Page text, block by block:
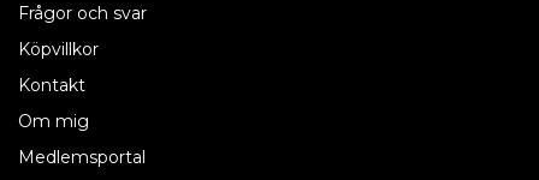
Frågor och svar
Köpvillkor
Kontakt
Om mig
Medlemsportal